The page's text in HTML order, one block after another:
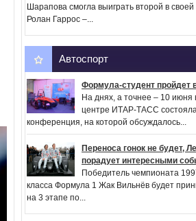
Шарапова смогла выиграть второй в своей
Ролан Гаррос –...
Автоспорт
Формула-студент пройдет
На днях, а точнее – 10 июня
центре ИТАР-ТАСС
конференция, на которой обсуждалось...
Переноса гонок не будет,
порадует интересными
Победитель чемпионата
класса Формула 1 Жак Вильнёв будет
на 3 этапе по...